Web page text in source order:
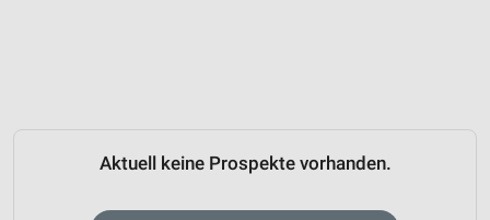
Aktuell keine Prospekte vorhanden.